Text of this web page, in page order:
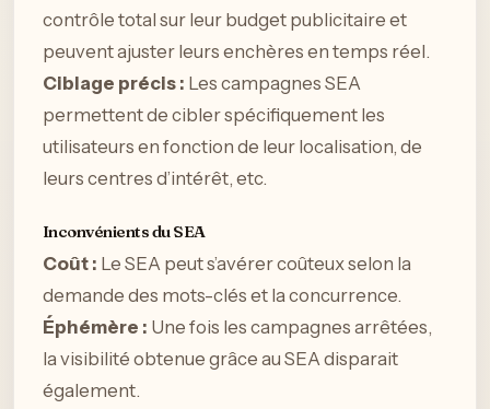
contrôle total sur leur budget publicitaire et
peuvent ajuster leurs enchères en temps réel.
Ciblage précis : Les campagnes SEA
permettent de cibler spécifiquement les
utilisateurs en fonction de leur localisation, de
leurs centres d’intérêt, etc.
Inconvénients du SEA
Coût : Le SEA peut s’avérer coûteux selon la
demande des mots-clés et la concurrence.
Éphémère : Une fois les campagnes arrêtées,
la visibilité obtenue grâce au SEA disparait
également.